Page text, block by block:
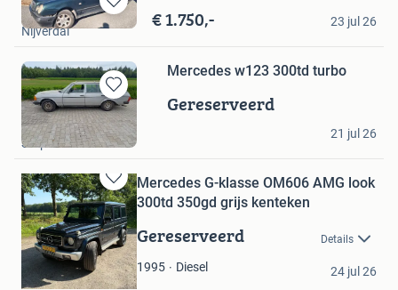
Bewaren
in
Favorieten
€ 1.750,-
middelkamp
Nijverdal
23 jul 26
Bewaren
in
Mijn
Favorieten
Mercedes w123 300td turbo
Gereserveerd
Roelof Kooiker
Staphorst
21 jul 26
Bewaren
in
Mijn
Favorieten
Mercedes G-klasse OM606 AMG look
300td 350gd grijs kenteken
Gereserveerd Details
1995 Diesel
Lukas Oosterhuis
Oldeberkoop
24 jul 26